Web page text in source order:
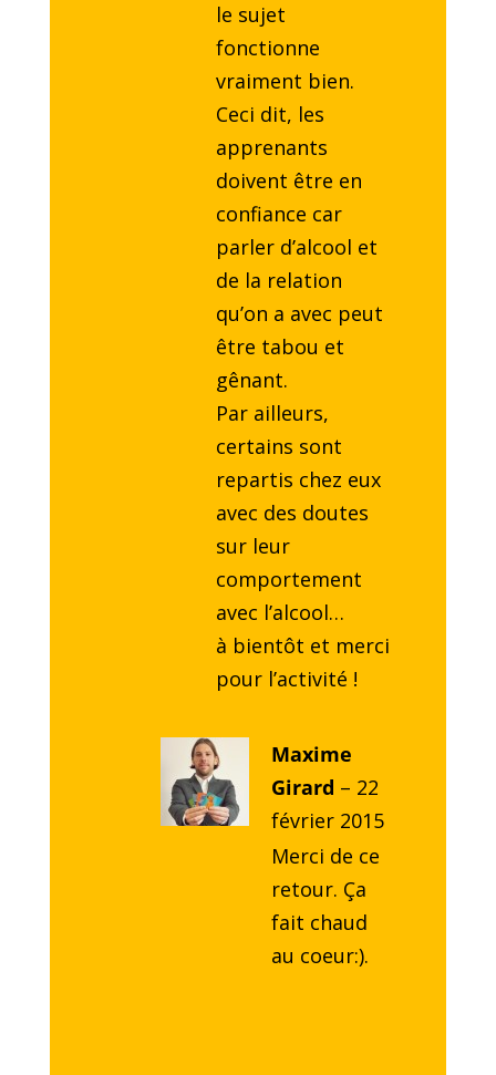
le sujet
fonctionne
vraiment bien.
Ceci dit, les
apprenants
doivent être en
confiance car
parler d’alcool et
de la relation
qu’on a avec peut
être tabou et
gênant.
Par ailleurs,
certains sont
repartis chez eux
avec des doutes
sur leur
comportement
avec l’alcool…
à bientôt et merci
pour l’activité !
Maxime
Girard – 22
février 2015
Merci de ce
retour. Ça
fait chaud
au coeur:).